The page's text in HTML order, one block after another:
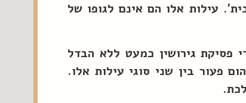
עילות אלו הם אינם לגופו של
פסיקת גירושין כמעט ללא הבדל
פעור בין שני סוגי עילות אלו.